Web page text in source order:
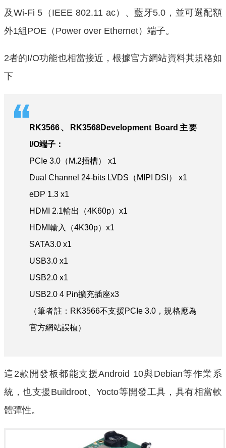
及Wi-Fi 5（IEEE 802.11 ac）、藍牙5.0，並可選配額
外1組POE（Power over Ethernet）端子。
2者的I/O功能也相當接近，根據官方網站資料其規格如
下
RK3566、RK3568Development Board主要
I/O端子：
PCIe 3.0（M.2插槽） x1
Dual Channel 24-bits LVDS（MIPI DSI） x1
eDP 1.3 x1
HDMI 2.1輸出（4K60p）x1
HDMI輸入（4K30p）x1
SATA3.0 x1
USB3.0 x1
USB2.0 x1
USB2.0 4 Pin擴充插座x3
（筆者註：RK3566不支援PCIe 3.0，規格應為
官方網站誤植）
這2款開發板都能支援Android 10與Debian等作業系
統，也支援Buildroot、Yocto等開發工具，具有相當軟
體彈性。